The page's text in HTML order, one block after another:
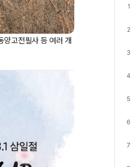
양고전필사 등 여러 개
1
2
3
4
5
6
7